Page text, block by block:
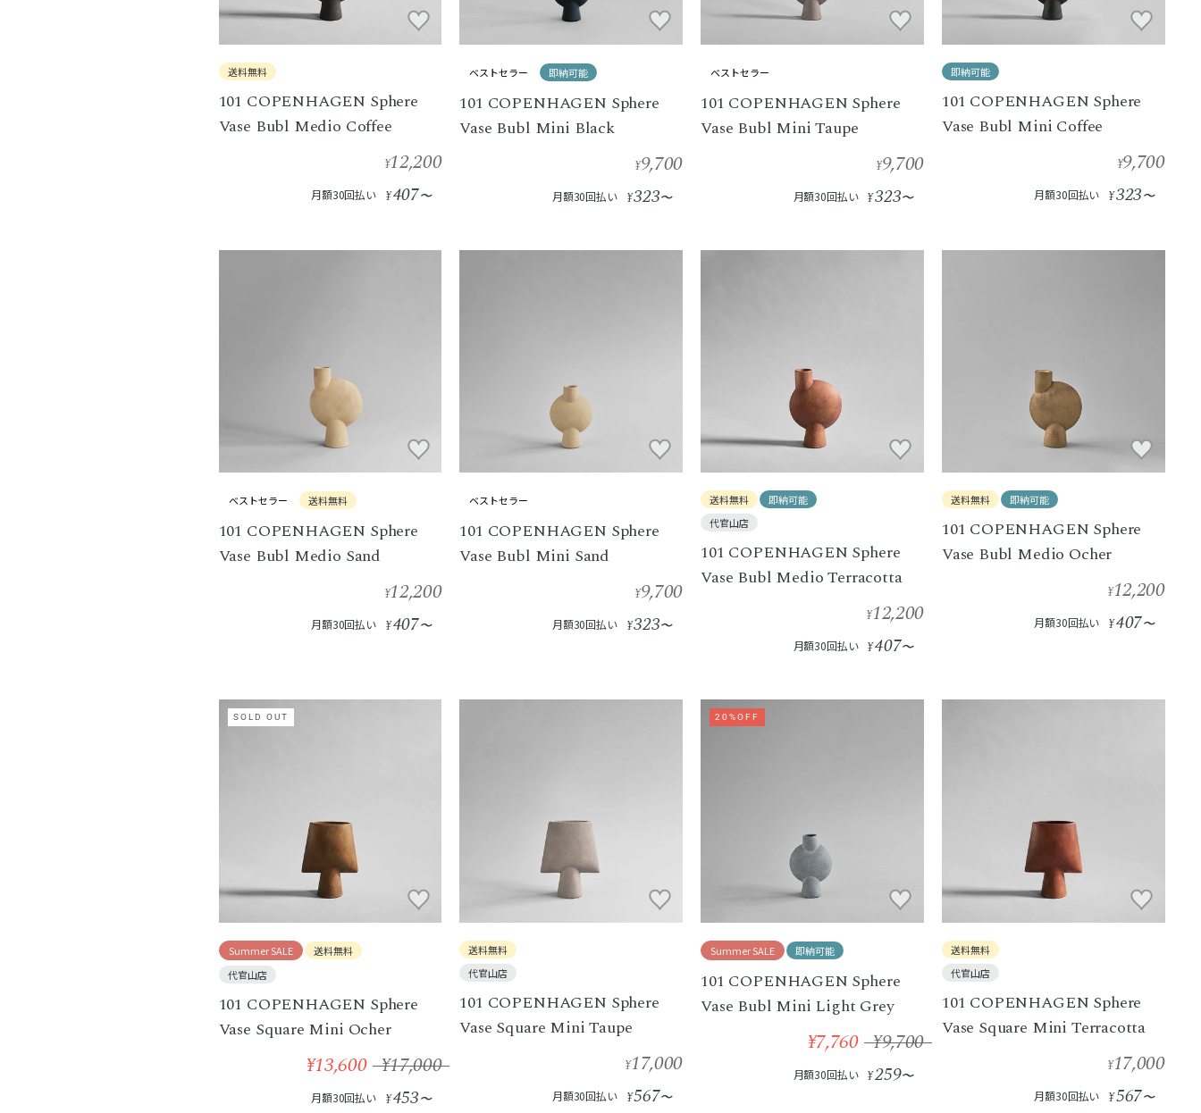
送料無料
101 COPENHAGEN Sphere
Vase Bubl Medio Coffee
¥12,200
月額30回払い ¥407〜
ベストセラー 即納可能
101 COPENHAGEN Sphere
Vase Bubl Mini Black
¥9,700
月額30回払い ¥323〜
ベストセラー
101 COPENHAGEN Sphere
Vase Bubl Mini Taupe
¥9,700
月額30回払い ¥323〜
即納可能
101 COPENHAGEN Sphere
Vase Bubl Mini Coffee
¥9,700
月額30回払い ¥323〜
ベストセラー 送料無料
101 COPENHAGEN Sphere
Vase Bubl Medio Sand
¥12,200
月額30回払い ¥407〜
ベストセラー
101 COPENHAGEN Sphere
Vase Bubl Mini Sand
¥9,700
月額30回払い ¥323〜
送料無料
即納可能
代官山店
101 COPENHAGEN Sphere
Vase Bubl Medio Terracotta
¥12,200
月額30回払い ¥407〜
送料無料 即納可能
101 COPENHAGEN Sphere
Vase Bubl Medio Ocher
¥12,200
月額30回払い ¥407〜
SOLD OUT
Summer SALE
送料無料
代官山店
101 COPENHAGEN Sphere
Vase Square Mini Ocher
¥13,600 ¥17,000
月額30回払い ¥453〜
送料無料
代官山店
101 COPENHAGEN Sphere
Vase Square Mini Taupe
¥17,000
月額30回払い ¥567〜
20%OFF
Summer SALE 即納可能
101 COPENHAGEN Sphere
Vase Bubl Mini Light Grey
¥7,760 ¥9,700
月額30回払い ¥259〜
送料無料
代官山店
101 COPENHAGEN Sphere
Vase Square Mini Terracotta
¥17,000
月額30回払い ¥567〜